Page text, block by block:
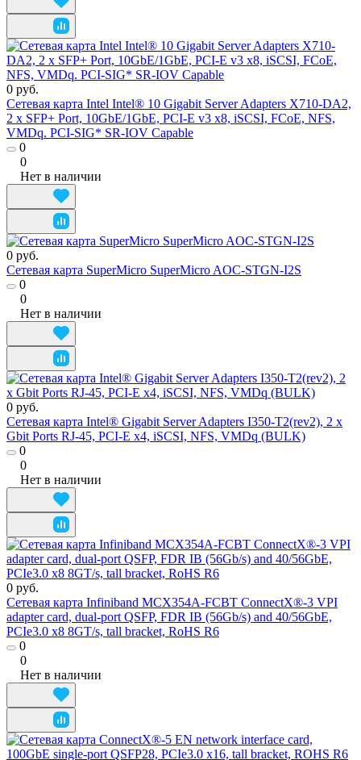
0 руб.
Сетевая карта Intel Intel® 10 Gigabit Server Adapters X710-DA2,
2 x SFP+ Port, 10GbE/1GbE, PCI-E v3 x8, iSCSI, FCoE, NFS,
VMDq. PCI-SIG* SR-IOV Capable
0
0
Нет в наличии
0 руб.
Сетевая карта SuperMicro SuperMicro AOC-STGN-I2S
0
0
Нет в наличии
0 руб.
Сетевая карта Intel® Gigabit Server Adapters I350-T2(rev2), 2 x
Gbit Ports RJ-45, PCI-E x4, iSCSI, NFS, VMDq (BULK)
0
0
Нет в наличии
0 руб.
Сетевая карта Infiniband MCX354A-FCBT ConnectX®-3 VPI
adapter card, dual-port QSFP, FDR IB (56Gb/s) and 40/56GbE,
PCIe3.0 x8 8GT/s, tall bracket, RoHS R6
0
0
Нет в наличии